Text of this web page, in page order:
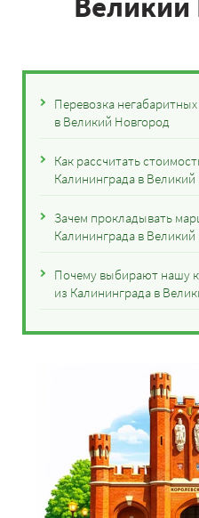
Перевозка
в Великий Новгород
Как рассчитать
Калининграда в
Зачем прокладывать
Калининграда в Великий
Почему выбирают нашу
из Калининграда в